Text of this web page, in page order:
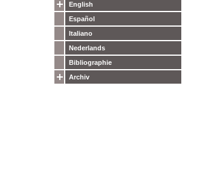
English
Español
Italiano
Nederlands
Bibliographie
Archiv